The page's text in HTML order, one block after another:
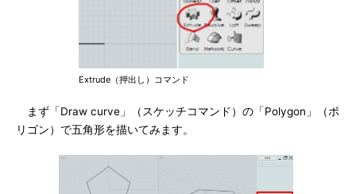
Extrude（押出し）コマンド
まず「Draw curve」（スケッチコマンド）の「Polygon」（ポ
リゴン）で五角形を描いてみます。